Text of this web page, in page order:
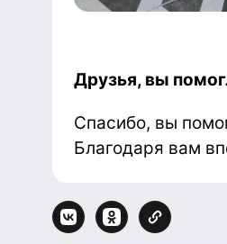
Друзья, вы
Спасибо, вы
Благодаря вам